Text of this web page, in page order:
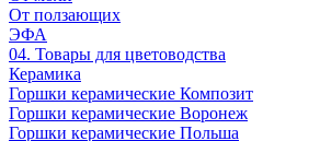
От ползающих
ЭФА
04. Товары для цветоводства
Керамика
Горшки керамические Композит
Горшки керамические Воронеж
Горшки керамические Польша